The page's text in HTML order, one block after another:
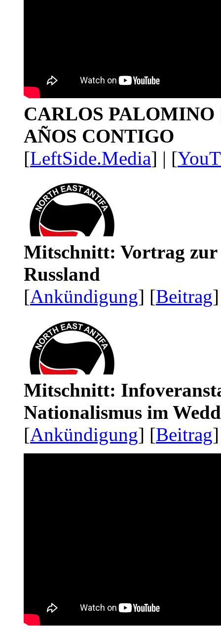
CARLOS PALOMINO
AÑOS CONTIGO
[LeftSide.Media] | [
Mitschnitt: Vortrag zur
Russland
[Ankündigung] [Beitrag
Mitschnitt:
Nationalismus im
[Ankündigung] [Beitrag